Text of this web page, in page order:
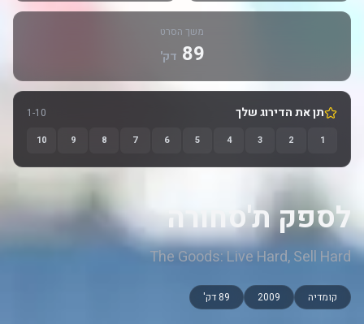
משך הסרט
89 דק'
תן את הדירוג שלך 1-10
1
2
3
4
5
6
7
8
9
10
לספק ת'סחורה
The Goods: Live Hard, Sell Hard
קומדיה 2009 89 דק'